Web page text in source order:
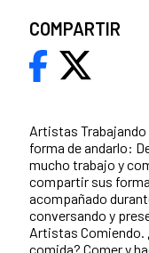
Artistas
forma de andarlo:
mucho trabajo y
compartir sus
acompañado
conversando y
Artistas Comiendo.
comida? Comer y
COMPARTIR